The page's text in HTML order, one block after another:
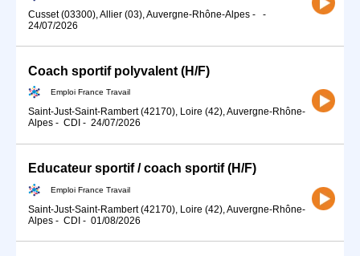
Cusset (03300), Allier (03), Auvergne-Rhône-Alpes -
-
24/07/2026
Coach sportif polyvalent (H/F)
Emploi France Travail
Saint-Just-Saint-Rambert (42170), Loire (42), Auvergne-Rhône-
Alpes - CDI - 24/07/2026
Educateur sportif / coach sportif (H/F)
Emploi France Travail
Saint-Just-Saint-Rambert (42170), Loire (42), Auvergne-Rhône-
Alpes - CDI - 01/08/2026